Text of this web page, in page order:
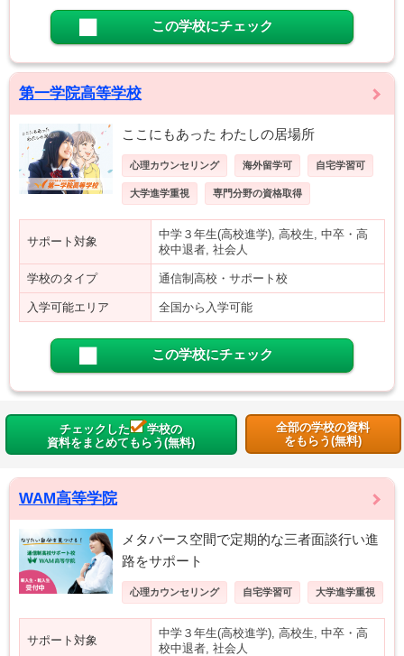
この学校にチェック
第一学院高等学校
ここにもあった わたしの居場所
心理カウンセリング 海外留学可 自宅学習可
大学進学重視 専門分野の資格取得
サポート対象
中学３年生(高校進学), 高校生, 中卒・高
校中退者, 社会人
学校のタイプ 通信制高校・サポート校
入学可能エリア 全国から入学可能
この学校にチェック
チェックした
学校の
資料をまとめてもらう(無料)
全部の学校の資料
をもらう(無料)
WAM高等学院
メタバース空間で定期的な三者面談行い進
路をサポート
心理カウンセリング 自宅学習可 大学進学重視
サポート対象
中学３年生(高校進学), 高校生, 中卒・高
校中退者, 社会人